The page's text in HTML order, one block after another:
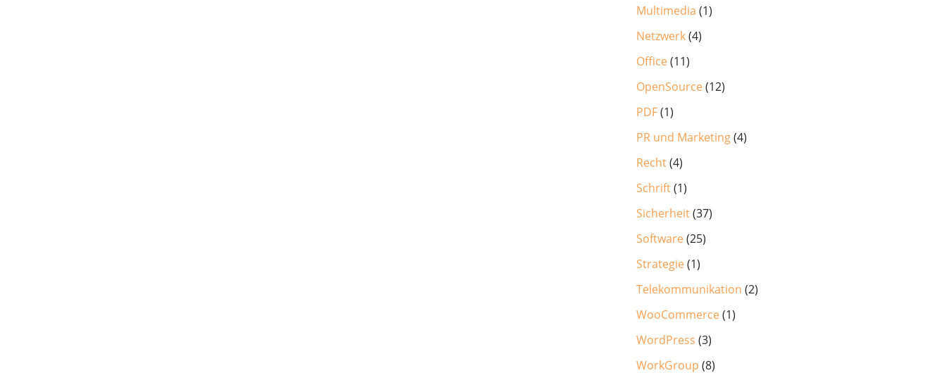
Multimedia (1)
Netzwerk(4)
Office(11)
OpenSource(12)
PDF(1)
PR und Marketing(4)
Recht(4)
Schrift(1)
Sicherheit(37)
Software(25)
Strategie(1)
Telekommunikation (2)
WooCommerce(1)
WordPress (3)
WorkGroup (8)